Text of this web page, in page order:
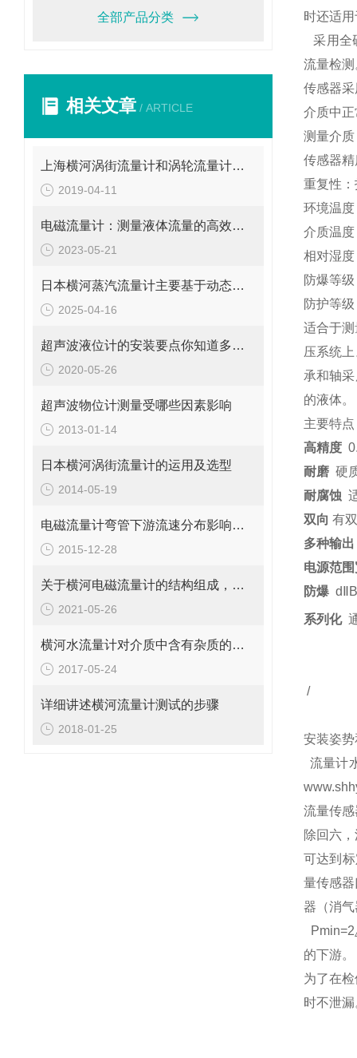
全部产品分类
相关文章 / ARTICLE
上海横河涡街流量计和涡轮流量计不是一回事
2019-04-11
电磁流量计：测量液体流量的高效工具
2023-05-21
日本横河蒸汽流量计主要基于动态测量原理进行流量计算
2025-04-16
超声波液位计的安装要点你知道多少？
2020-05-26
超声波物位计测量受哪些因素影响
2013-01-14
日本横河涡街流量计的运用及选型
2014-05-19
电磁流量计弯管下游流速分布影响有哪些？
2015-12-28
关于横河电磁流量计的结构组成，你了解吗？
2021-05-26
横河水流量计对介质中含有杂质的要求
2017-05-24
详细讲述横河流量计测试的步骤
2018-01-25
时还适
采用全
流量检测
传感器
介质中
测量介
传感器
重复性
环境温度
介质温
相对湿度
防爆等
防护等
适合于
压系统
承和轴
的液体。
主要特点
高精度
耐磨 硬
耐腐蚀
双向 有
多种输出
电源范围
防爆 d
系列化
/
安装姿
流量计
流量传
除回六
可达到
量传感
器（消
Pmin=2
的下游。
为了在
时不泄漏